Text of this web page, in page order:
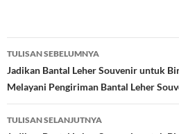
b
o
o
k
er es
t
bl
r
e
dI
n
Navigasi
Tulisan
TULISAN SEBELUMNYA
Jadikan Bantal Leher Souvenir untuk
Melayani Pengiriman Bantal Leher
TULISAN SELANJUTNYA